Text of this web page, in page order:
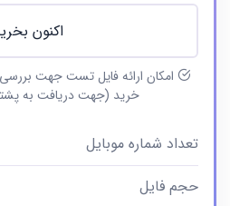
اکنون
امکان ارائه فایل تست جهت
خرید (جهت دریافت به
تعداد شماره موبایل
حجم فایل